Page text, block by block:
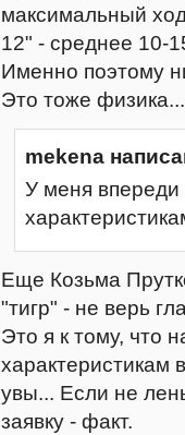
максимальный
12" - среднее 10-
Именно поэтому
Это тоже физика...
mekena
У меня
Еще Козьма
"тигр" - не верь
Это я к тому, что
характеристикам
увы... Если не
заявку - факт.